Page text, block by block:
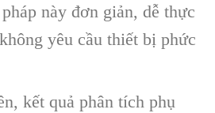
này đơn giản, dễ thực
yêu cầu thiết bị phức
kết quả phân tích phụ